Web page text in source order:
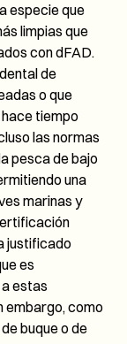
especie que
limpias que
con dFAD.
de
o que
tiempo
las normas
pesca de bajo
una
marinas y
justificado
es
estas
embargo, como
buque o de